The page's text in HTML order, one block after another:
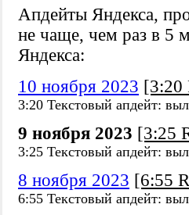
Апдейты Яндекса,
не чаще, чем раз в 5
Яндекса:
10 ноября 2023 [3:20
3:20 Текстовый апдейт:
9 ноября 2023 [3:25
3:25 Текстовый апдейт:
8 ноября 2023 [6:55
6:55 Текстовый апдейт: